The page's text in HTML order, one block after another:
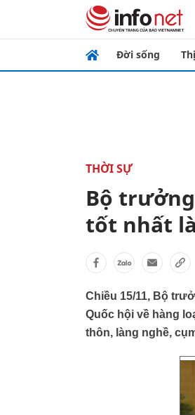
Đời sống
THỜI SỰ
Bộ
tốt nhất
Chiều 15/11, Bộ
Quốc hội về hàng
thôn, làng nghề,